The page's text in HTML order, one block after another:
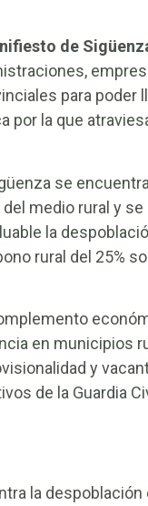
de
para poder
por la que
se
medio rural y
la
rural del 25%
en municipios
y
de la Guardia
la despoblación